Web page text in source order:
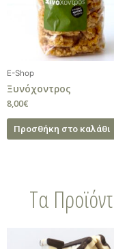
E-Shop
Ξυνόχοντρος
8,00€
Προσθήκη στο καλάθι
Τα